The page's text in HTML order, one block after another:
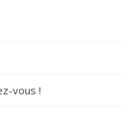
vous !